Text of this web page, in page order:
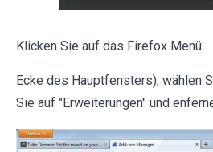
Klicken Sie auf das Firefox Menü
Ecke des Hauptfensters), wählen
Sie auf "Erweiterungen" und